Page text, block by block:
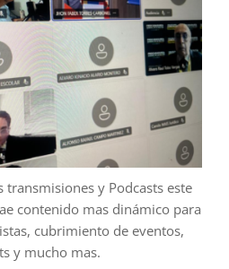
transmisiones y Podcasts este
contenido mas dinámico para
cubrimiento de eventos,
y mucho mas.